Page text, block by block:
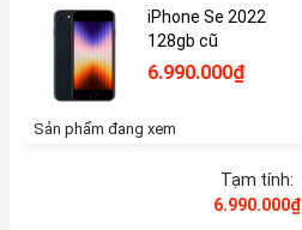
iPhone Se 2022
128gb cũ
6.990.000₫
Sản phẩm đang xem
Tạm tính:
6.990.000₫